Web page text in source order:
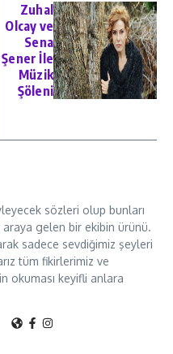
Zuhal
Olcay ve
Sena
Şener İle
Müzik
Şöleni
sözleri olup bunları
gelen bir ekibin ürünü.
sadece sevdiğimiz şeyleri
tüm fikirlerimiz ve
okuması keyifli anlara